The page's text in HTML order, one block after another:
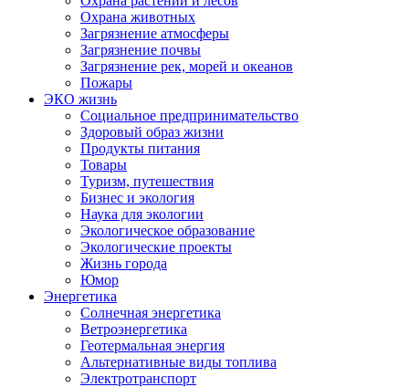
Охрана животных
Загрязнение атмосферы
Загрязнение почвы
Загрязнение рек, морей и океанов
Пожары
ЭКО жизнь
Социальное предпринимательство
Здоровый образ жизни
Продукты питания
Товары
Туризм, путешествия
Бизнес и экология
Наука для экологии
Экологическое образование
Экологические проекты
Жизнь города
Юмор
Энергетика
Солнечная энергетика
Ветроэнергетика
Геотермальная энергия
Альтернативные виды топлива
Электротранспорт